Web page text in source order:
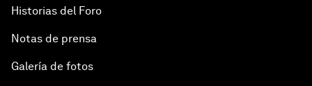
Historias del Foro
Notas de prensa
Galería de fotos